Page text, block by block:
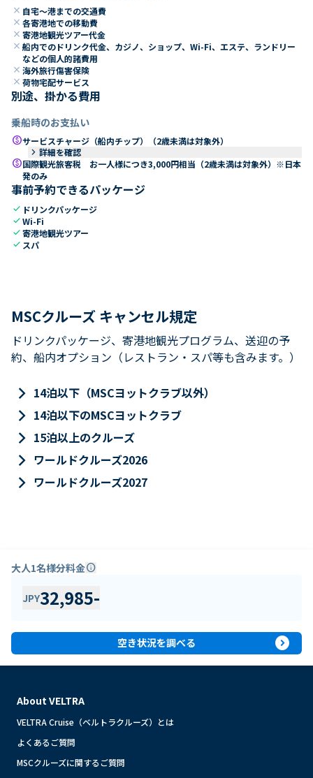
close 自宅～港までの交通費
close 各寄港地での移動費
close 寄港地観光ツアー代金
close 船内でのドリンク代金、カジノ、ショップ、Wi-Fi、エステ、ランドリー
などの個人的諸費用
close 海外旅行傷害保険
close 荷物宅配サービス
別途、掛かる費用
乗船時のお支払い
paidサービスチャージ（船内チップ）（2歳未満は対象外）
keyboard_arrow_right 詳細を確認
paid国際観光旅客税 お一人様につき3,000円相当（2歳未満は対象外）※日本
発のみ
事前予約できるパッケージ
check ドリンクパッケージ
checkWi-Fi
check寄港地観光ツアー
check スパ
MSCクルーズ キャンセル規定
ドリンクパッケージ、寄港地観光プログラム、送迎の予
約、船内オプション（レストラン・スパ等も含みます。）
keyboard_arrow_right 14泊以下（MSCヨットクラブ以外）
keyboard_arrow_right 14泊以下のMSCヨットクラブ
keyboard_arrow_right 15泊以上のクルーズ
keyboard_arrow_right ワールドクルーズ2026
keyboard_arrow_right ワールドクルーズ2027
大人1名様分料金info
JPY32,985-
空き状況を調べる expand_circle_right
About VELTRA
VELTRA Cruise（ベルトラクルーズ）とは
よくあるご質問
MSCクルーズに関するご質問